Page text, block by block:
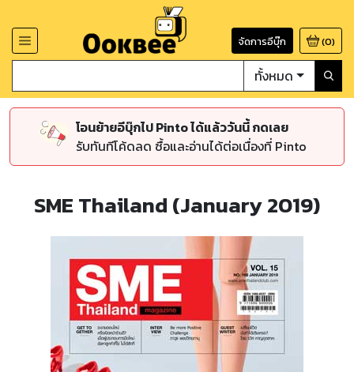
จัดการอีบุ๊ก (0)
ทั้งหมด
โอนย้ายอีบุ๊กไป Pinto ได้แล้ววันนี้ กดเลย
รับทันทีโค้ดลด ซื้อและอ่านได้ต่อเนื่องที่ Pinto
SME Thailand (January 2019)